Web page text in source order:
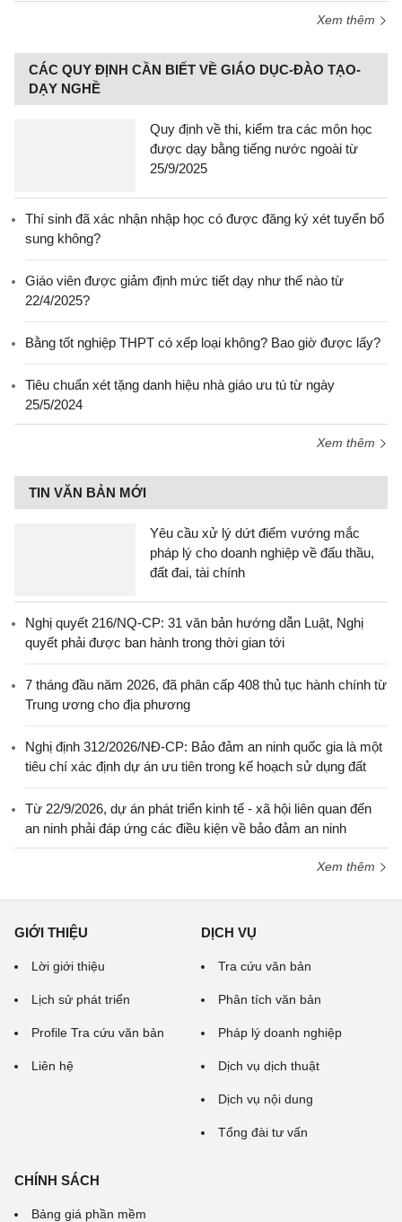
Xem thêm
CÁC QUY ĐỊNH CẦN BIẾT VỀ GIÁO DỤC-ĐÀO TẠO-
DẠY NGHỀ
Quy định về thi, kiểm tra các môn học
được dạy bằng tiếng nước ngoài từ
25/9/2025
Thí sinh đã xác nhận nhập học có được đăng ký xét tuyển bổ
sung không?
Giáo viên được giảm định mức tiết dạy như thế nào từ
22/4/2025?
Bằng tốt nghiệp THPT có xếp loại không? Bao giờ được lấy?
Tiêu chuẩn xét tặng danh hiệu nhà giáo ưu tú từ ngày
25/5/2024
Xem thêm
TIN VĂN BẢN MỚI
Yêu cầu xử lý dứt điểm vướng mắc
pháp lý cho doanh nghiệp về đấu thầu,
đất đai, tài chính
Nghị quyết 216/NQ-CP: 31 văn bản hướng dẫn Luật, Nghị
quyết phải được ban hành trong thời gian tới
7 tháng đầu năm 2026, đã phân cấp 408 thủ tục hành chính từ
Trung ương cho địa phương
Nghị định 312/2026/NĐ-CP: Bảo đảm an ninh quốc gia là một
tiêu chí xác định dự án ưu tiên trong kế hoạch sử dụng đất
Từ 22/9/2026, dự án phát triển kinh tế - xã hội liên quan đến
an ninh phải đáp ứng các điều kiện về bảo đảm an ninh
Xem thêm
GIỚI THIỆU
Lời giới thiệu
Lịch sử phát triển
Profile Tra cứu văn bản
Liên hệ
DỊCH VỤ
Tra cứu văn bản
Phân tích văn bản
Pháp lý doanh nghiệp
Dịch vụ dịch thuật
Dịch vụ nội dung
Tổng đài tư vấn
CHÍNH SÁCH
Bảng giá phần mềm